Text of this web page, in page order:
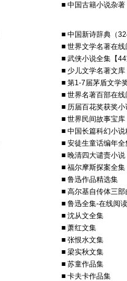
■ 中国古籍小说杂
■ 中国新诗辞典（
■ 世界文学名著在线
■ 武侠小说全集【
■ 少儿文学名著文库
■ 第1-7届茅盾文学
■ 世界名著百部在线
■ 历届百花奖获奖
■ 世界民间故事宝
■ 中国长篇科幻小说
■ 安徒生童话编年全
■ 晚清四大谴责小说
■ 福尔摩斯探案全集
■ 鲁迅作品精选集
■ 高尔基自传体三部
■ 鲁迅全集-在线阅读
■ 沈从文全集
■ 萧红文集
■ 张恨水文集
■ 梁实秋文集
■ 苏童作品集
■ 卡夫卡作品集